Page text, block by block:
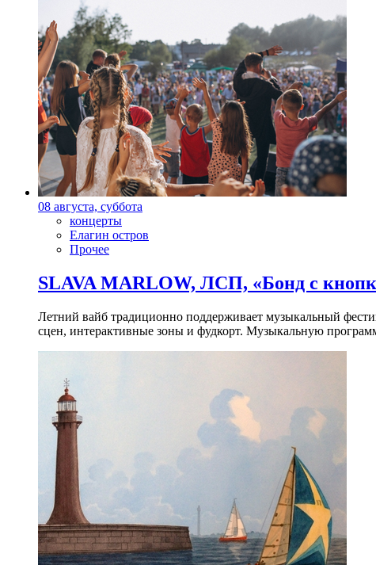
08 августа, суббота
концерты
Елагин остров
Прочее
SLAVA MARLOW, ЛСП, «Бонд с
Летний вайб традиционно поддерживает музыкальный
сцен, интерактивные зоны и фудкорт. Музыкальную